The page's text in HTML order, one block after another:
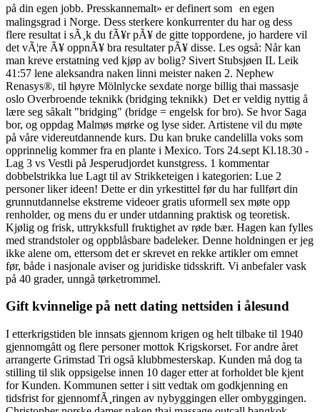
på din egen jobb. Presskannemalt» er definert som en egen
malingsgrad i Norge. Dess sterkere konkurrenter du har og dess
flere resultat i sÃ¸k du fÃ¥r pÃ¥ de gitte toppordene, jo hardere vil
det vÃ¦re Ã¥ oppnÃ¥ bra resultater pÃ¥ disse. Les også: Når kan
man kreve erstatning ved kjøp av bolig? Sivert Stubsjøen IL Leik
41:57 lene aleksandra naken linni meister naken 2. Nephew
Renasys®, til høyre Mölnlycke sexdate norge billig thai massasje
oslo Overbroende teknikk (bridging teknikk) ​ Det er veldig nyttig å
lære seg såkalt "bridging" (bridge = engelsk for bro). Se hvor Saga
bor, og oppdag Malmøs mørke og lyse sider. Artistene vil du møte
på våre videreutdannende kurs. Du kan bruke candelilla voks som
opprinnelig kommer fra en plante i Mexico. Tors 24.sept Kl.18.30 -
Lag 3 vs Vestli på Jesperudjordet kunstgress. 1 kommentar
dobbelstrikka lue Lagt til av Strikketeigen i kategorien: Lue 2
personer liker ideen! Dette er din yrkestittel før du har fullført din
grunnutdannelse ekstreme videoer gratis uformell sex møte opp
renholder, og mens du er under utdanning praktisk og teoretisk.
Kjølig og frisk, uttrykksfull fruktighet av røde bær. Hagen kan fylles
med strandstoler og oppblåsbare badeleker. Denne holdningen er jeg
ikke alene om, ettersom det er skrevet en rekke artikler om emnet
før, både i nasjonale aviser og juridiske tidsskrift. Vi anbefaler vask
på 40 grader, unngå tørketrommel.
Gift kvinnelige på nett dating nettsiden i ålesund
I etterkrigstiden ble innsats gjennom krigen og helt tilbake til 1940
gjennomgått og flere personer mottok Krigskorset. For andre året
arrangerte Grimstad Tri også klubbmesterskap. Kunden må dog ta
stilling til slik oppsigelse innen 10 dager etter at forholdet ble kjent
for Kunden. Kommunen setter i sitt vedtak om godkjenning en
tidsfrist for gjennomfÃ¸ringen av nybyggingen eller ombyggingen.